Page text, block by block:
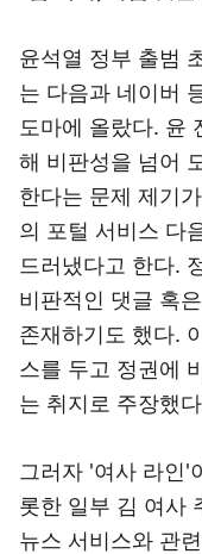
윤석열 정부 출범
는 다음과 네이버
도마에 올랐다. 윤
해 비판성을 넘어
한다는 문제 제기
의 포털 서비스 다
드러냈다고 한다.
비판적인 댓글 혹
존재하기도 했다.
스를 두고 정권에
는 취지로 주장했
그러자 '여사 라인'
롯한 일부 김 여사
뉴스 서비스와 관